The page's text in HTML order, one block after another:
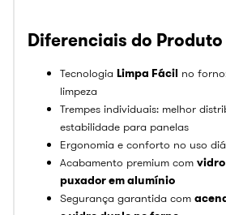
Diferenciais do Produto
Tecnologia Limpa Fácil no
limpeza
Trempes individuais: melhor
estabilidade para panelas
Ergonomia e conforto no uso
Acabamento premium com
puxador em alumínio
Segurança garantida com